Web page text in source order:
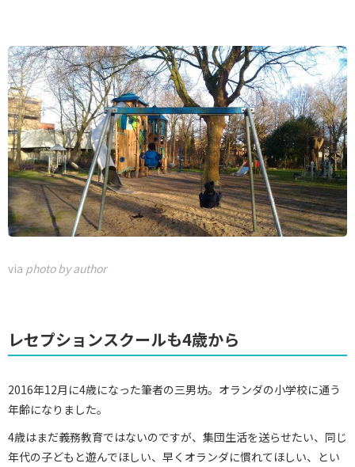
via photo by author
レセプションスクールも4歳から
2016年12月に4歳になった筆者の三男坊。オランダの小学校に通う
年齢になりました。
4歳はまだ義務教育ではないのですが、集団生活を送らせたい、同じ
年代の子どもと遊んでほしい、早くオランダに慣れてほしい、とい